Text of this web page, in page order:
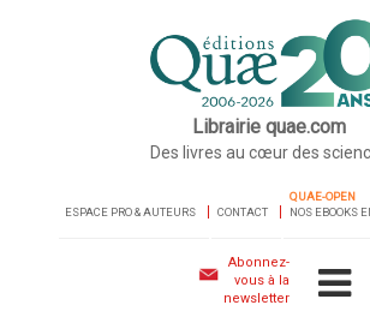
Librairie quae.com
Des livres au cœur des
ESPACE PRO & AUTEURS CONTACT
QUAE-OPEN
NOS EBOOKS
Abonnez-
vous à la
newsletter